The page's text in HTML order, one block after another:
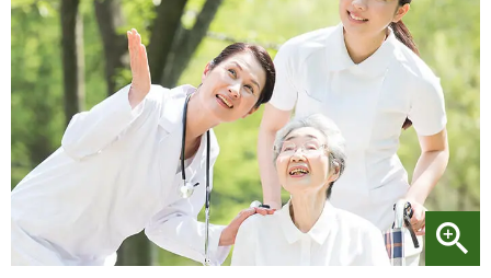
ご入居までの 流れ
会社概要
お役立ち情報 一覧
施設特集一覧